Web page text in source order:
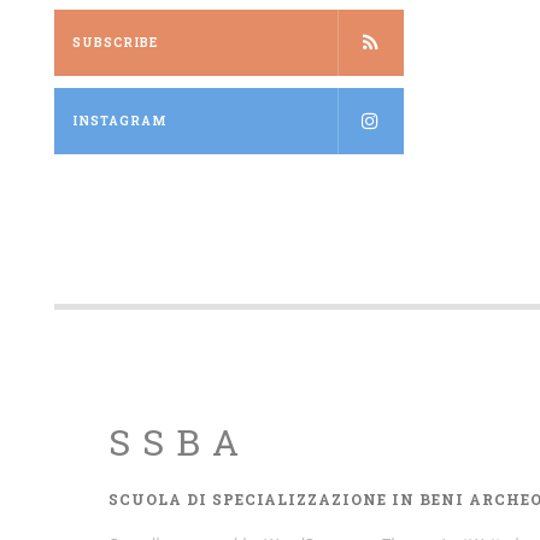
SUBSCRIBE
INSTAGRAM
SSBA
SCUOLA DI SPECIALIZZAZIONE IN BENI